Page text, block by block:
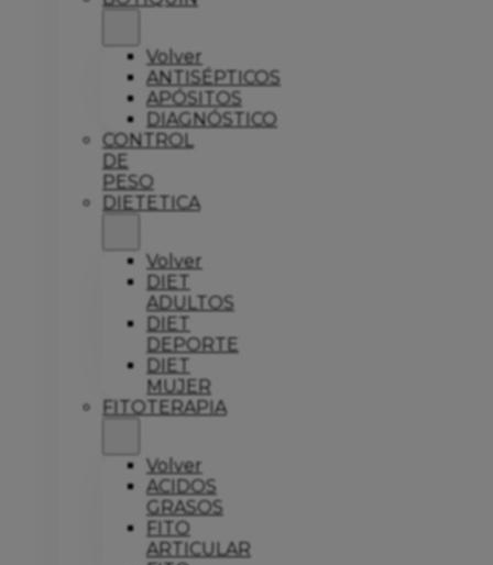
Volver
ANTISÉPTICOS
APÓSITOS
DIAGNÓSTICO
CONTROL
DE
PESO
DIETETICA
Volver
DIET
ADULTOS
DIET
DEPORTE
DIET
MUJER
FITOTERAPIA
Volver
ACIDOS
GRASOS
FITO
ARTICULAR